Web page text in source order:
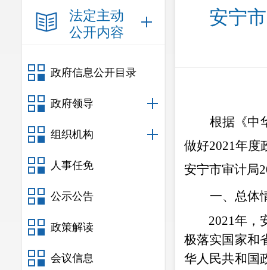
法定主动
公开内容
政府信息公开目录
政府领导
组织机构
人事任免
公示公告
政策解读
会议信息
安宁
根据《中
做好2021年度
安宁市审计局
一、总体
2021年，
极落实国家和
华人民共和国